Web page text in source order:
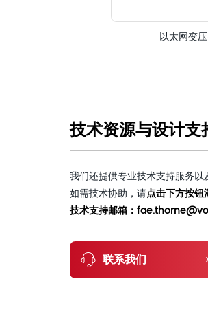
以太网变
技术资源与设计支
我们还提供专业技术支持服务
如需技术协助，请点击下方按钮
技术支持邮箱：
联系我们 ›